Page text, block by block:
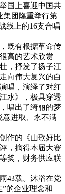
国上喜迎中国共
集团隆重举行第
线上的16支合唱
既有根据革命传
高的艺术欣赏
，抒发了扬子江
向伟大复兴的自
唱，演绎了对红
水》，极具穿透
唱出了绮丽的梦
进取、永不满
作的《山歌好比
，摘得本届大赛
奖，财务供应联
43载。沐浴在党
的企业理念和